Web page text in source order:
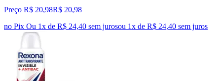
Preço R$ 20,98R$ 20,98
no Pix Ou 1x de R$ 24,40 sem jurosou 1x de R$ 24,40 sem juros